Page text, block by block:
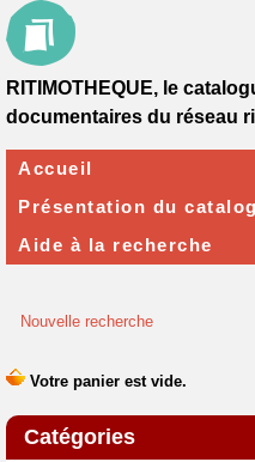
Nouvelle recherche
Catégories
RITIMOTHEQUE, le
documentaires du réseau
Accueil
Présentation du
Aide à la recherche